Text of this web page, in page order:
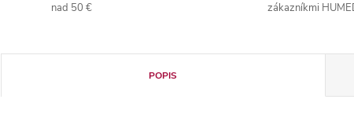
nad 50 € zákazníkmi
POPIS